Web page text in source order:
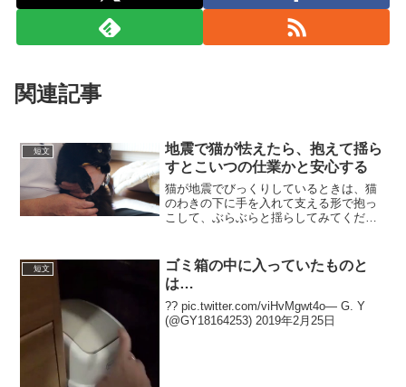
関連記事
短文
地震で猫が怯えたら、抱えて揺ら
すとこいつの仕業かと安心する
猫が地震でびっくりしているときは、猫
のわきの下に手を入れて支える形で抱っ
こして、ぶらぶらと揺らしてみてくださ
ネットで得た知識だけど、うちの子たち
には効果的だったので、試...
短文
ゴミ箱の中に入っていたものと
は…
?? pic.twitter.com/viHvMgwt4o— G. Y
(@GY18164253) 2019年2月25日